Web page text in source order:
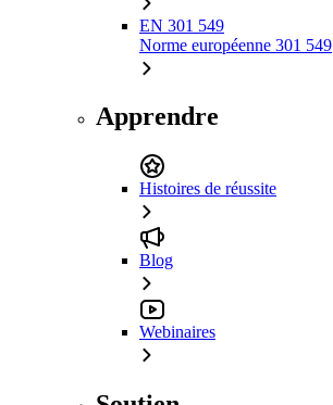
EN 301 549
Norme européenne 301 549
Apprendre
Histoires de réussite
Blog
Webinaires